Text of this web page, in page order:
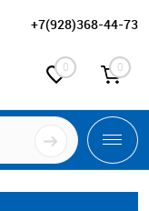
+7(928)368-44-73
0 0